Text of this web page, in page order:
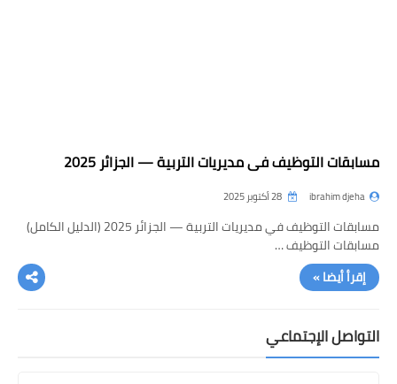
مسابقات التوظيف في مديريات التربية — الجزائر 2025
ibrahim djeha
مسابقات التوظيف في مديريات التربية — الجزائر 2025 (الدليل الكامل)
مسابقات التوظيف …
إقرأ أيضا »
التواصل الإجتماعي